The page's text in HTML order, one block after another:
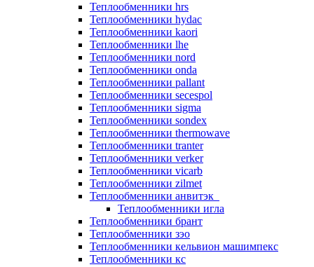
Теплообменники hrs
Теплообменники hydac
Теплообменники kaori
Теплообменники lhe
Теплообменники nord
Теплообменники onda
Теплообменники pallant
Теплообменники secespol
Теплообменники sigma
Теплообменники sondex
Теплообменники thermowave
Теплообменники tranter
Теплообменники verker
Теплообменники vicarb
Теплообменники zilmet
Теплообменники анвитэк
Теплообменники игла
Теплообменники брант
Теплообменники зэо
Теплообменники кельвион машимпекс
Теплообменники кс